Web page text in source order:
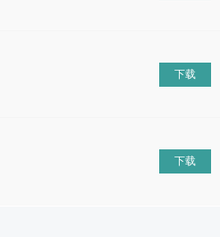
下载
下载